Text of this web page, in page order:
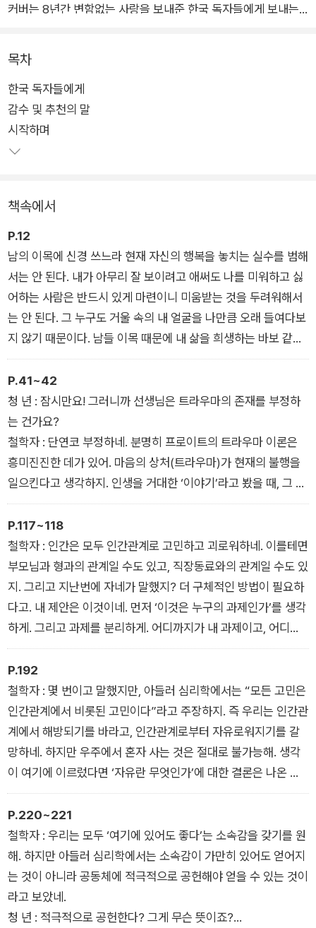
커버는 8년간 변함없는 사랑을 보내준 한국 독자들에게 보내는
입었다. 오랫동안 아들러를 연구해 온 철학자 기시미 이치로의 혜
안과 일본의 대표적인 스토리텔링 작가 고가 후미타케의 필력이
돋보이는 《미움받을 용기》는 2022년 현재 40개국 이상에서 번
역 출간되었으며, 전 세계 누적 판매 1000만 부를 돌파하는 경이
적인 기록을 세우기도 했다.
할 수 있는 존재이며, 이를 위해서는 현재의 나를 있는 그대로 받
아들이고 눈앞에 놓인 문제를 직시할 ‘용기’가 필요하다고 말한
다. 이 책은 자유로워질 용기, 평범해질 용기 그리고 ‘미움받을 용
기’까지, 자유롭고 행복한 삶을 위한 아들러의 가르침을 ‘철학자
와 청년의 대화’ 형식으로 엮어, ‘어떻게 행복한 인생을 살 것인
가?’라는 인간 본연의 질문에 쉽고 명쾌한 해답을 제시해준다.
목차
한국 독자들에게
감수 및 추천의 말
시작하며
책속에서
P.12
남의 이목에 신경 쓰느라 현재 자신의 행복을 놓치는 실수를 범해
서는 안 된다. 내가 아무리 잘 보이려고 애써도 나를 미워하고 싫
어하는 사람은 반드시 있게 마련이니 미움받는 것을 두려워해서
는 안 된다. 그 누구도 거울 속의 내 얼굴을 나만큼 오래 들여다보
지 않기 때문이다. 남들 이목 때문에 내 삶을 희생하는 바보 같은
짓이 어디 있느냐는 저자의 주장은 일상의 인간관계에서뿐 아니
라 페이스북의 ‘좋아요’나 트위터의 ‘RT(리트윗)’를 죽어라 누르
며 ‘싸구려 인정’에 목매어 사는 사람들이라면 모두 귀담아 들을
만하다.
- ‘감수 및 추천의 말’ 중에서
P.41~42
청 년 : 잠시만요! 그러니까 선생님은 트라우마의 존재를 부정하
는 건가요?
철학자 : 단연코 부정하네. 분명히 프로이트의 트라우마 이론은
흥미진진한 데가 있어. 마음의 상처(트라우마)가 현재의 불행을
일으킨다고 생각하지. 인생을 거대한 ‘이야기’라고 봤을 때, 그 이
해하기 쉬운 인과법칙과 드라마틱한 전개가 사람들의 마음을 사
로잡고 놓아주지 않는 매력이 있어. 하지만 아들러는 트라우마 이
론을 부정하면서 이렇게 말했네. “어떠한 경험도 그 자체는 성공
의 원인도 실패의 원인도 아니다. 우리는 경험을 통해서 받은 충
격-즉 트라우마-으로 고통받는 것이 아니라, 경험 안에서 목적에
맞는 수단을 찾아낸다. 경험에 의해 결정되는 것이 아니라, 경험
에 부여한 의미에 따라 자신을 결정하는 것이다”라고.
- ‘트라우마란 존재하지 않는다’ 중에서
P.117~118
철학자 : 인간은 모두 인간관계로 고민하고 괴로워하네. 이를테면
부모님과 형과의 관계일 수도 있고, 직장동료와의 관계일 수도 있
지. 그리고 지난번에 자네가 말했지? 더 구체적인 방법이 필요하
다고. 내 제안은 이것이네. 먼저 ‘이것은 누구의 과제인가’를 생각
하게. 그리고 과제를 분리하게. 어디까지가 내 과제이고, 어디서
부터가 타인의 과제인가. 냉정하게 선을 긋는 걸세. 그리고 누구
도 내 과제에 개입시키지 말고, 나도 타인의 과제에 개입하지 않
는다. 이것이야말로 구체적이고도 대인관계의 고민을 단숨에 해
결할 수 있는, 아들러 심리학만의 획기적인 점이라고 할 수 있지.
청 년 : ……아하, 오늘의 과제가 ‘자유’라고 했던 의미를 조금은 알
것 같습니다.
철학자 : 그래. 우리는 지금 ‘자유’에 관해 논하려는 걸세.
- ‘인간관계의 고민을 단숨에 해결하는 방법’ 중에서
P.192
철학자 : 몇 번이고 말했지만, 아들러 심리학에서는 “모든 고민은
인간관계에서 비롯된 고민이다”라고 주장하지. 즉 우리는 인간관
계에서 해방되기를 바라고, 인간관계로부터 자유로워지기를 갈
망하네. 하지만 우주에서 혼자 사는 것은 절대로 불가능해. 생각
이 여기에 이르렀다면 ‘자유란 무엇인가’에 대한 결론은 나온 것
이나 마찬가지라네.
청 년 : 뭔데요?
철학자 : 단적으로 말해 “자유란 타인에게 미움을 받는 것”일세.
청 년 : 네? 무슨 말씀이신지?
철학자 : 자네가 누군가에게 미움을 받는 것. 그것은 자네가 자유
롭게 살고 있다는 증거이자 스스로의 방침에 따라 살고 있다는 증
표일세.
P.220~221
철학자 : 우리는 모두 ‘여기에 있어도 좋다’는 소속감을 갖기를 원
해. 하지만 아들러 심리학에서는 소속감이 가만히 있어도 얻어지
는 것이 아니라 공동체에 적극적으로 공헌해야 얻을 수 있는 것이
라고 보았네.
청 년 : 적극적으로 공헌한다? 그게 무슨 뜻이죠?